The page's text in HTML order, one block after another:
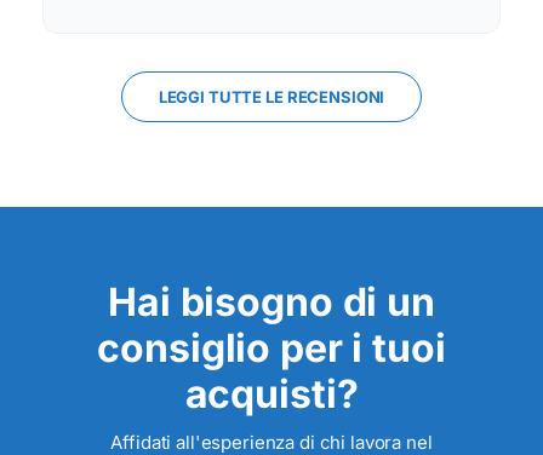
LEGGI TUTTE LE RECENSIONI
Hai bisogno di un
consiglio per i tuoi
acquisti?
Affidati all'esperienza di chi lavora nel